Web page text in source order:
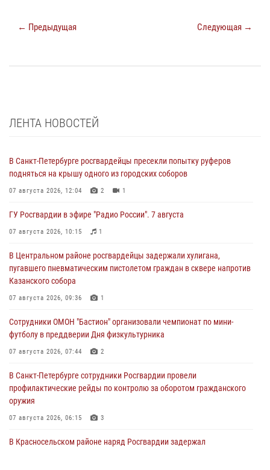
← Предыдущая Следующая →
ЛЕНТА НОВОСТЕЙ
В Санкт-Петербурге росгвардейцы пресекли попытку руферов
подняться на крышу одного из городских соборов
07 августа 2026, 12:04 2 1
ГУ Росгвардии в эфире "Радио России". 7 августа
07 августа 2026, 10:15 1
В Центральном районе росгвардейцы задержали хулигана,
пугавшего пневматическим пистолетом граждан в сквере напротив
Казанского собора
07 августа 2026, 09:36 1
Сотрудники ОМОН "Бастион" организовали чемпионат по мини-
футболу в преддверии Дня физкультурника
07 августа 2026, 07:44 2
В Санкт-Петербурге сотрудники Росгвардии провели
профилактические рейды по контролю за оборотом гражданского
оружия
07 августа 2026, 06:15 3
В Красносельском районе наряд Росгвардии задержал